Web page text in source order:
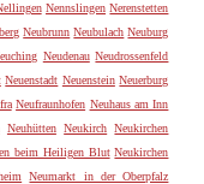
Nennslingen Nerenstetten
Neubrunn Neubulach Neuburg
Neudenau Neudrossenfeld
Neuenstadt Neuenstein Neuerburg
Neufraunhofen Neuhaus am Inn
Neuhütten Neukirch Neukirchen
beim Heiligen Blut Neukirchen
Neumarkt in der Oberpfalz